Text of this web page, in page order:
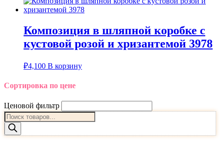
Композиция в шляпной коробке с
кустовой розой и хризантемой 3978
₽4,100 В корзину
Сортировка по цене
Ценовой фильтр
Поиск
товаров